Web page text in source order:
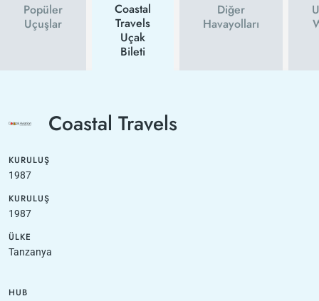
Popüler
Uçuşlar
Coastal
Travels
Uçak
Bileti
Diğer
Havayolları
Coastal Travels
KURULUŞ
1987
KURULUŞ
1987
ÜLKE
Tanzanya
HUB